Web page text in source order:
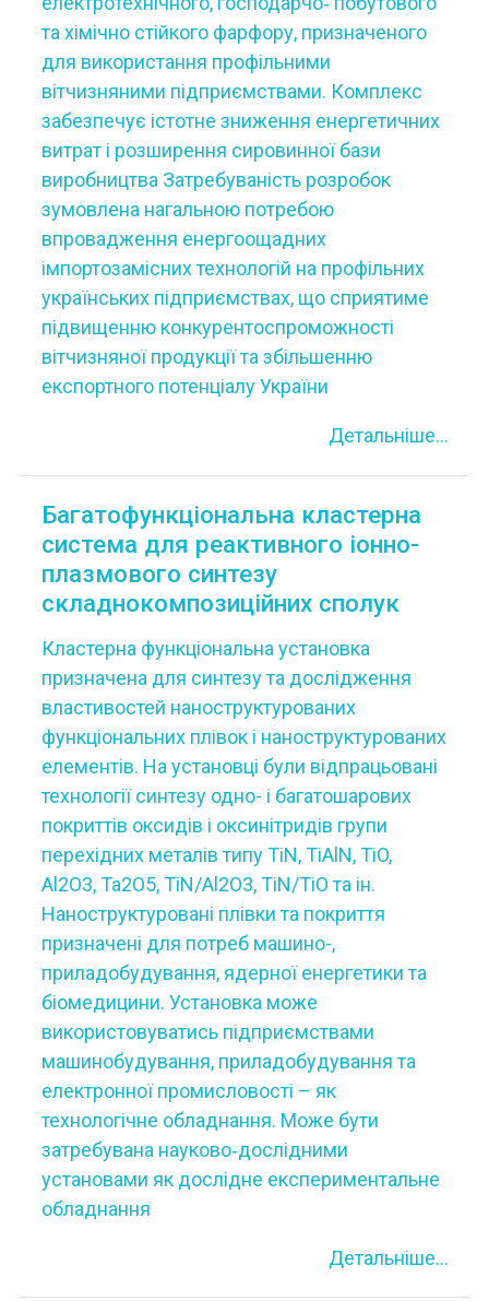
та хімічно стійкого фарфору, призначеного
для використання профільними
вітчизняними підприємствами. Комплекс
забезпечує істотне зниження енергетичних
витрат і розширення сировинної бази
виробництва Затребуваність розробок
зумовлена нагальною потребою
впровадження енергоощадних
імпортозамісних технологій на профільних
українських підприємствах, що сприятиме
підвищенню конкурентоспроможності
вітчизняної продукції та збільшенню
експортного потенціалу України
Детальніше...
Багатофункціональна кластерна
система для реактивного іонно-
плазмового синтезу
складнокомпозиційних сполук
Кластерна функціональна установка
призначена для синтезу та дослідження
властивостей наноструктурованих
функціональних плівок і наноструктурованих
елементів. На установці були відпрацьовані
технології синтезу одно- і багатошарових
покриттів оксидів і оксинітридів групи
перехідних металів типу TiN, TiAlN, TiO,
Al2O3, Та2О5, TiN/Al2O3, TiN/TiO та ін.
Наноструктуровані плівки та покриття
призначені для потреб машино-,
приладобудування, ядерної енергетики та
біомедицини. Установка може
використовуватись підприємствами
машинобудування, приладобудування та
електронної промисловості – як
технологічне обладнання. Може бути
затребувана науково‐дослідними
установами як дослідне експериментальне
обладнання
Детальніше...